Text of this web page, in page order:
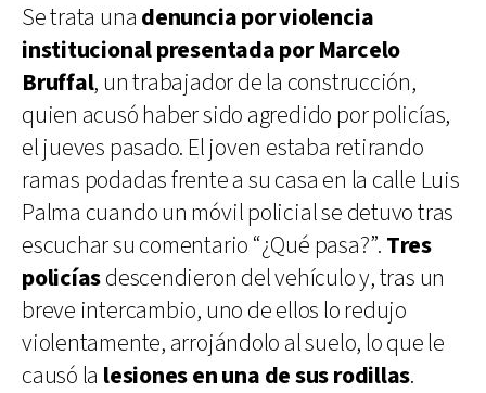
Se trata una denuncia por violencia
institucional presentada por Marcelo
Bruffal, un trabajador de la construcción,
quien acusó haber sido agredido por policías,
el jueves pasado. El joven estaba retirando
ramas podadas frente a su casa en la calle Luis
Palma cuando un móvil policial se detuvo tras
escuchar su comentario “¿Qué pasa?”. Tres
policíasdescendieron del vehículo y, tras un
breve intercambio, uno de ellos lo redujo
violentamente, arrojándolo al suelo, lo que le
causó la lesiones en una de sus rodillas.